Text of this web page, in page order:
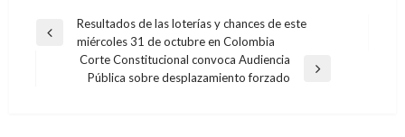
Navegación
entradas
Entrada
Resultados de las loterías y chances de este
miércoles 31 de octubre en Colombia
Entrada
Corte Constitucional convoca Audiencia
Pública sobre desplazamiento forzado